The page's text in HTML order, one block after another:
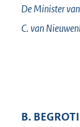
De Minister
C. van
B.